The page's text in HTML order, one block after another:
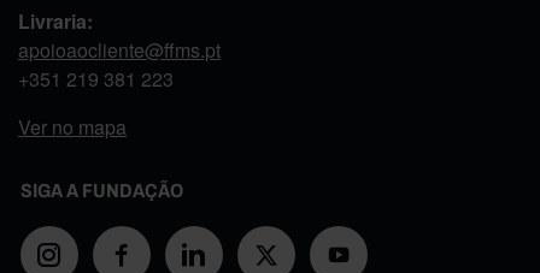
Livraria:
apoioaocliente@ffms.pt
+351 219 381 223
Ver no mapa
SIGA A FUNDAÇÃO